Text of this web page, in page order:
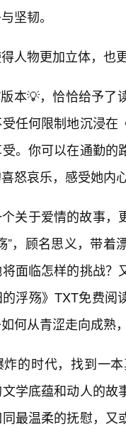
坚韧。
人物更加立体，也
本💡，恰恰给予了
任何限制地沉浸
。你可以在通勤
怒哀乐，感受她内
关于爱情的故事，
”，顾名思义，带
面临怎样的挑战
浮殇》TXT免费
何从青涩走向成熟
的时代，找到一
学底蕴和动人的
最温柔的抚慰，